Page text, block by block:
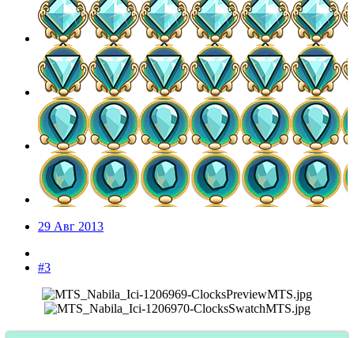
29 Авг 2013
#3